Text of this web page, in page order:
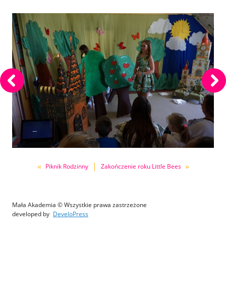
« Piknik Rodzinny | Zakończenie roku Little Bees »
Mała Akademia © Wszystkie prawa zastrzeżone
developed by DeveloPress